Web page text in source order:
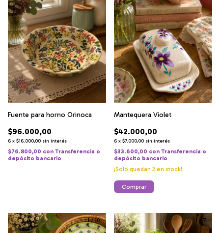
Fuente para horno Orinoca
$96.000,00
6 x $16.000,00 sin interés
$76.800,00 con Transferencia o
depósito bancario
Mantequera Violet
$42.000,00
6 x $7.000,00 sin interés
$33.600,00 con Transferencia o
depósito bancario
¡Solo quedan 2 en stock!
1/10 1 / 7